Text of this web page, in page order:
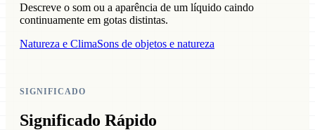
Descreve o som ou a aparência de um líquido caindo
continuamente em gotas distintas.
Natureza e ClimaSons de objetos e natureza
SIGNIFICADO
Significado Rápido